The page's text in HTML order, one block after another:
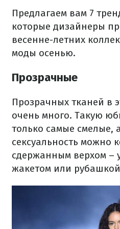
Предлагаем вам 7
которые дизайнеры
весенне-летних
моды осенью.
Прозрачные
Прозрачных тканей в
очень много. Такую
только самые смелые,
сексуальность можно
сдержанным верхом –
жакетом или